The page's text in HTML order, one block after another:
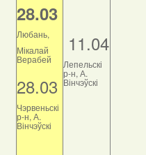
28.03
Любань,
Мікалай
Верабей
28.03
Чэрвеньскі
р-н, А.
Вінчэўскі
11.04
Лепельскі
р-н, А.
Вінчэўскі